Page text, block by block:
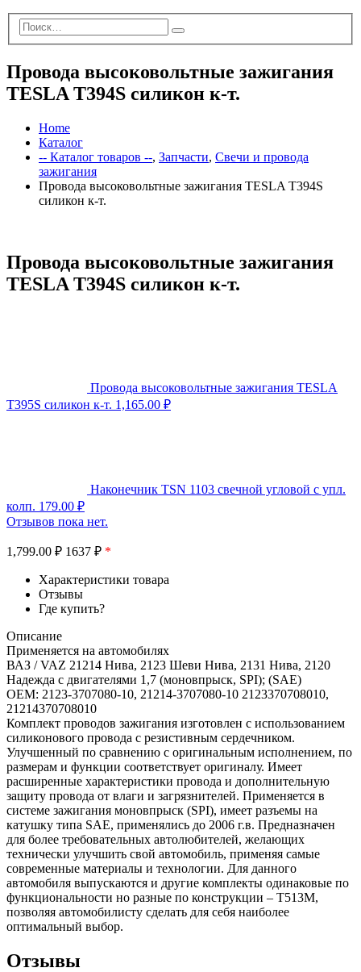
Провода высоковольтные зажигания
TESLA T394S силикон к-т.
Home
Каталог
-- Каталог товаров --, Запчасти, Свечи и провода
зажигания
Провода высоковольтные зажигания TESLA T394S
силикон к-т.
Провода высоковольтные зажигания
TESLA T394S силикон к-т.
Провода высоковольтные зажигания TESLA
T395S силикон к-т. 1,165.00 ₽
Наконечник TSN 1103 свечной угловой с упл.
колп. 179.00 ₽
Отзывов пока нет.
1,799.00 ₽ 1637 ₽ *
Характеристики товара
Отзывы
Где купить?
Описание
Применяется на автомобилях
ВАЗ / VAZ 21214 Нива, 2123 Шеви Нива, 2131 Нива, 2120
Надежда с двигателями 1,7 (моновпрыск, SPI); (SAE)
OEM: 2123-3707080-10, 21214-3707080-10 2123370708010,
21214370708010
Комплект проводов зажигания изготовлен с использованием
силиконового провода с резистивным сердечником.
Улучшенный по сравнению с оригинальным исполнением, по
размерам и функции соответствует оригиналу. Имеет
расширенные характеристики провода и дополнительную
защиту провода от влаги и загрязнителей. Применяется в
системе зажигания моновпрыск (SPI), имеет разъемы на
катушку типа SAE, применялись до 2006 г.в. Предназначен
для более требовательных автолюбителей, желающих
технически улучшить свой автомобиль, применяя самые
современные материалы и технологии. Для данного
автомобиля выпускаются и другие комплекты одинаковые по
функциональности но разные по конструкции – T513M,
позволяя автомобилисту сделать для себя наиболее
оптимальный выбор.
Отзывы